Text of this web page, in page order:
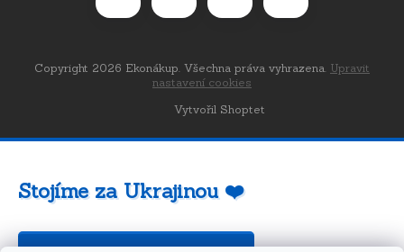
Vytvořil Shoptet
Copyright 2026 Ekonákup . Všechna práva vyhrazena. Upravit
nastavení cookies
Stojíme za Ukrajinou ❤️